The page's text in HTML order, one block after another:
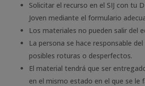
Solicitar el recurso en el SIJ con tu
Joven mediante el formulario
Los materiales no pueden salir del
La persona se hace responsable
posibles roturas o desperfectos.
El material tendrá que ser
en el mismo estado en el que se le